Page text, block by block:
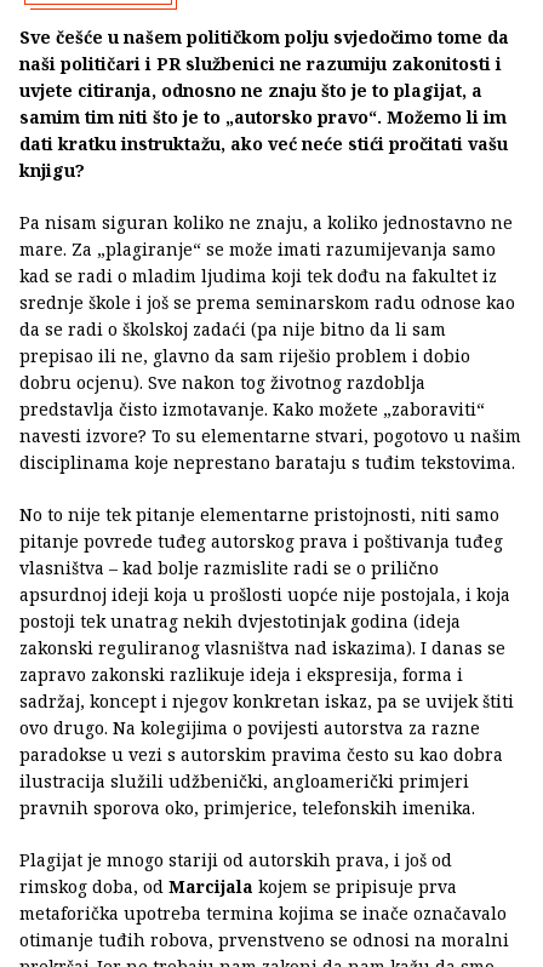
Sve češće u našem političkom polju svjedočimo tome da
naši političari i PR službenici ne razumiju zakonitosti i
uvjete citiranja, odnosno ne znaju što je to plagijat, a
samim tim niti što je to „autorsko pravo“. Možemo li im
dati kratku instruktažu, ako već neće stići pročitati vašu
knjigu?
Pa nisam siguran koliko ne znaju, a koliko jednostavno ne
mare. Za „plagiranje“ se može imati razumijevanja samo
kad se radi o mladim ljudima koji tek dođu na fakultet iz
srednje škole i još se prema seminarskom radu odnose kao
da se radi o školskoj zadaći (pa nije bitno da li sam
prepisao ili ne, glavno da sam riješio problem i dobio
dobru ocjenu). Sve nakon tog životnog razdoblja
predstavlja čisto izmotavanje. Kako možete „zaboraviti“
navesti izvore? To su elementarne stvari, pogotovo u našim
disciplinama koje neprestano barataju s tuđim tekstovima.
No to nije tek pitanje elementarne pristojnosti, niti samo
pitanje povrede tuđeg autorskog prava i poštivanja tuđeg
vlasništva – kad bolje razmislite radi se o prilično
apsurdnoj ideji koja u prošlosti uopće nije postojala, i koja
postoji tek unatrag nekih dvjestotinjak godina (ideja
zakonski reguliranog vlasništva nad iskazima). I danas se
zapravo zakonski razlikuje ideja i ekspresija, forma i
sadržaj, koncept i njegov konkretan iskaz, pa se uvijek štiti
ovo drugo. Na kolegijima o povijesti autorstva za razne
paradokse u vezi s autorskim pravima često su kao dobra
ilustracija služili udžbenički, angloamerički primjeri
pravnih sporova oko, primjerice, telefonskih imenika.
Plagijat je mnogo stariji od autorskih prava, i još od
rimskog doba, od Marcijala kojem se pripisuje prva
metaforička upotreba termina kojima se inače označavalo
otimanje tuđih robova, prvenstveno se odnosi na moralni